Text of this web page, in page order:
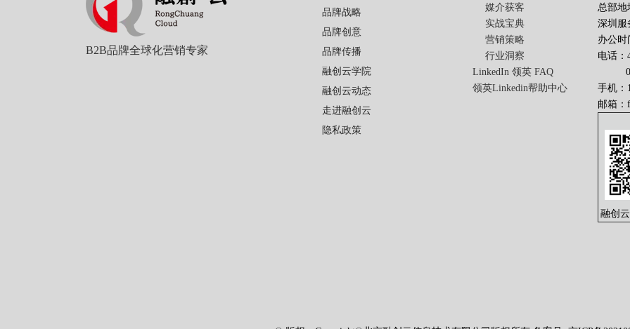
B2B品牌全球化营销专家
品牌战略
品牌创意
品牌传播
融创云学院
融创云动态
走进融创云
隐私政策
媒介获客
实战宝典
营销策略
行业洞察
LinkedIn 领英 FAQ
领英Linkedin帮助中心
总部地
深圳服
办公时
电话：
010-
手机：
邮箱：
融创